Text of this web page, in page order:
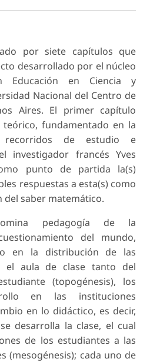
por siete capítulos que
desarrollado por el núcleo
Educación en Ciencia y
Nacional del Centro de
Aires. El primer capítulo
fundamentado en la
de estudio e
investigador francés Yves
punto de partida la(s)
respuestas a esta(s) como
del saber matemático.
pedagogía de la
del mundo,
en la distribución de las
el aula de clase tanto del
(topogénesis), los
en las instituciones
en lo didáctico, es decir,
desarrolla la clase, el cual
de los estudiantes a las
(mesogénesis); cada uno de